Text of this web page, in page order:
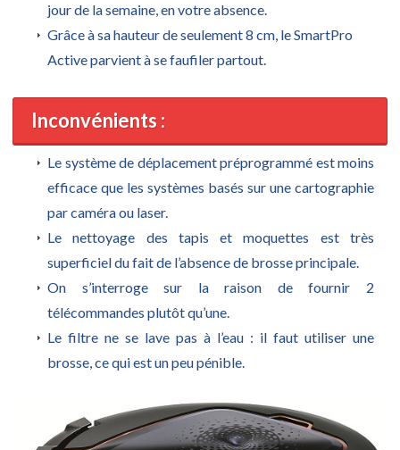
jour de la semaine, en votre absence.
Grâce à sa hauteur de seulement 8 cm, le SmartPro
Active parvient à se faufiler partout.
Inconvénients :
Le système de déplacement préprogrammé est moins
efficace que les systèmes basés sur une cartographie
par caméra ou laser.
Le nettoyage des tapis et moquettes est très
superficiel du fait de l’absence de brosse principale.
On s’interroge sur la raison de fournir 2
télécommandes plutôt qu’une.
Le filtre ne se lave pas à l’eau : il faut utiliser une
brosse, ce qui est un peu pénible.